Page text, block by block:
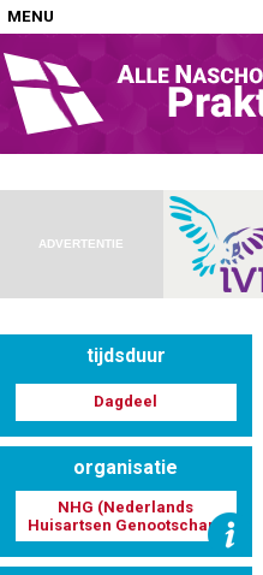
MENU
Home
Nascholingen op locatie
Nascholingen online
Nascholingen op aanvraag
ADVERTENTIE
tijdsduur
Dagdeel
organisatie
NHG (Nederlands
Huisartsen Genootschap)